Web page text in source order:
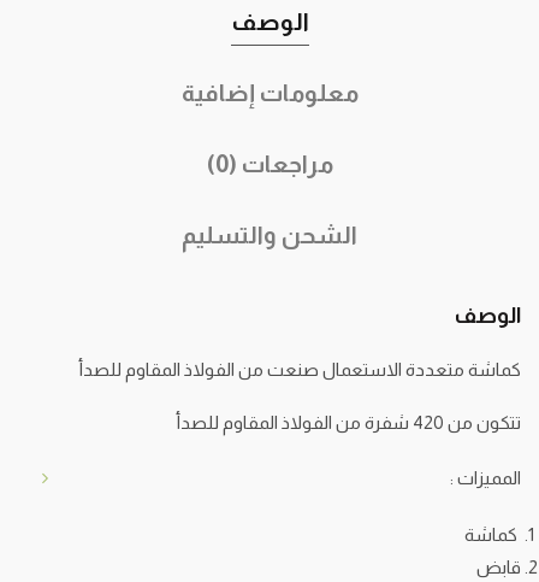
الوصف
معلومات إضافية
مراجعات (0)
الشحن والتسليم
الوصف
كماشة متعددة الاستعمال صنعت من الفولاذ المقاوم للصدأ
تتكون من 420 شفرة من الفولاذ المقاوم للصدأ
المميزات :
كماشة
قابض